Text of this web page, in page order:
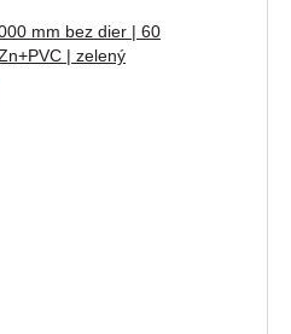
mm bez dier | 60
| zelený